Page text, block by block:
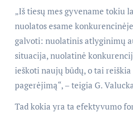
„Iš tiesų mes gyvename tokiu
nuolatos esame
galvoti: nuolatinis atlyginimų
situacija, nuolatinė
ieškoti naujų būdų, o tai
pagerėjimą“, – teigia G.
Tad kokia yra ta efektyvumo